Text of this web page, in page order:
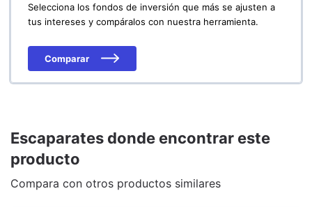
Selecciona los fondos de inversión que más se ajusten a
tus intereses y compáralos con nuestra herramienta.
Comparar
Escaparates donde encontrar este
producto
Compara con otros productos similares